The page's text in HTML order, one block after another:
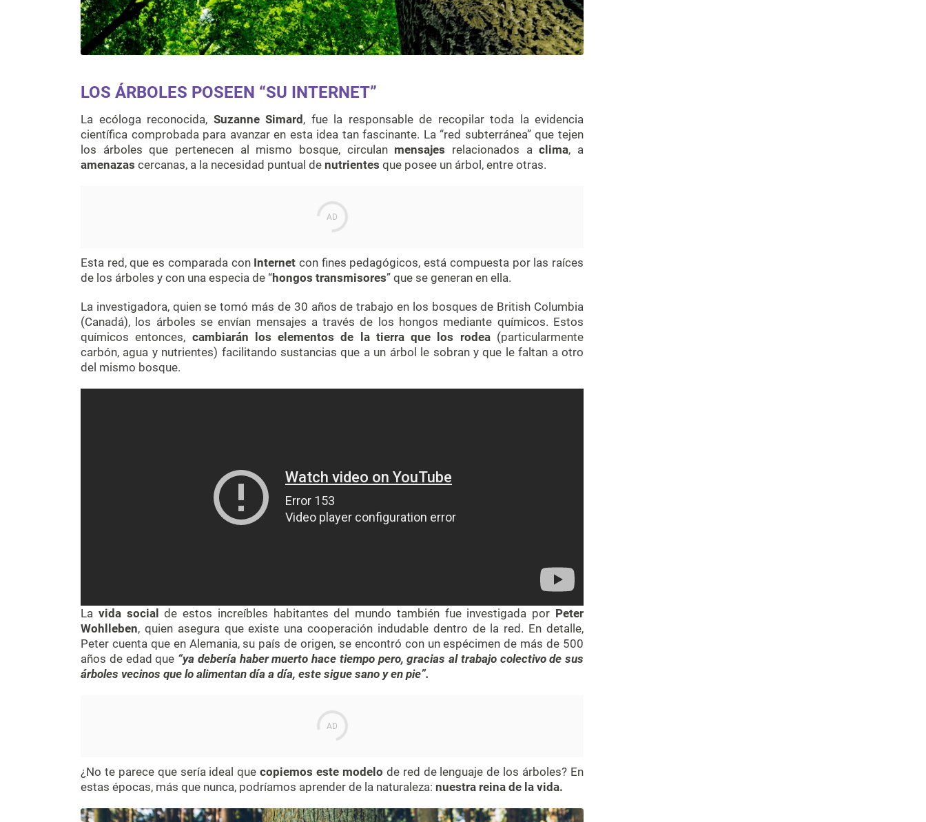
LOS ÁRBOLES POSEEN “SU INTERNET”
La ecóloga reconocida, Suzanne Simard, fue la responsable de recopilar toda la evidencia
científica comprobada para avanzar en esta idea tan fascinante. La “red subterránea” que tejen
los árboles que pertenecen al mismo bosque, circulan mensajes relacionados aclima, a
amenazas cercanas, a la necesidad puntual de nutrientes que posee un árbol, entre otras.
Esta red, que es comparada conInternet con fines pedagógicos, está compuesta por las raíces
de los árboles y con una especia de “hongos transmisores” que se generan en ella.
La investigadora, quien se tomó más de 30 años de trabajo en los bosques de British Columbia
(Canadá), los árboles se envían mensajes a través de los hongos mediante químicos. Estos
químicos entonces, cambiarán los elementos de la tierra que los rodea(particularmente
carbón, agua y nutrientes) facilitando sustancias que a un árbol le sobran y que le faltan a otro
del mismo bosque.
La vida social de estos increíbles habitantes del mundo también fue investigada por Peter
Wohlleben, quien asegura que existe una cooperación indudable dentro de la red. En detalle,
Peter cuenta que en Alemania, su país de origen, se encontró con un espécimen de más de 500
años de edad que “ya debería haber muerto hace tiempo pero, gracias al trabajo colectivo de sus
árboles vecinos que lo alimentan día a día, este sigue sano y en pie”.
¿No te parece que sería ideal quecopiemos este modelo de red de lenguaje de los árboles? En
estas épocas, más que nunca, podríamos aprender de la naturaleza: nuestra reina de la vida.